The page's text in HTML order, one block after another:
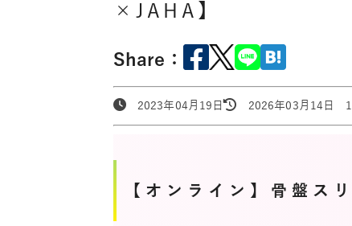
×JAHA】
Share：
2023年04月19日 2026年03月14日
【オンライン】骨盤ス